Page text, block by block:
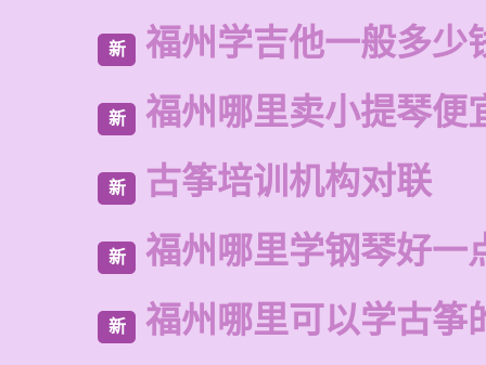
新 福州学吉他一般多少
新 福州哪里卖小提琴便
新 古筝培训机构对联
新 福州哪里学钢琴好一
新 福州哪里可以学古筝